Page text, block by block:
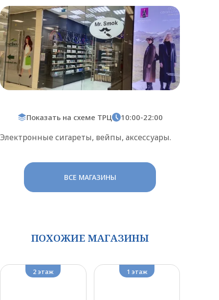
Показать на схеме ТРЦ 10:00-22:00
Электронные сигареты, вейпы, аксессуары.
ВСЕ МАГАЗИНЫ
ПОХОЖИЕ МАГАЗИНЫ
2 этаж 1 этаж